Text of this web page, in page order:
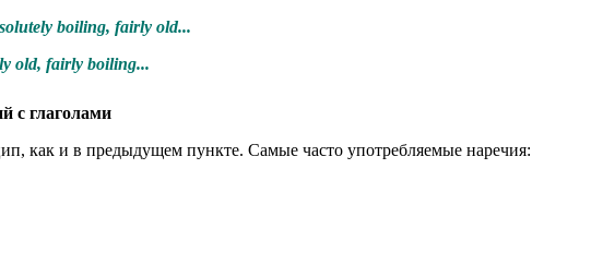
boiling, fairly old...
old, fairly boiling...
с глаголами
как и в предыдущем пункте. Самые часто употребляемые наречия: